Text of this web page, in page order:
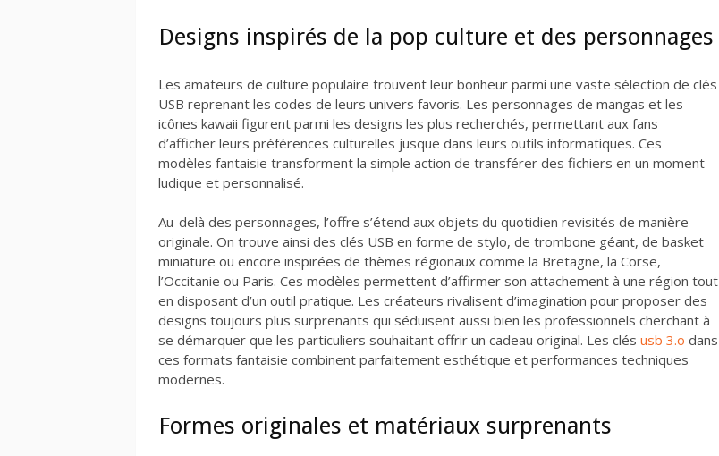
Designs inspirés de la pop culture et des personnages
Les amateurs de culture populaire trouvent leur bonheur parmi une vaste sélection de clés
USB reprenant les codes de leurs univers favoris. Les personnages de mangas et les
icônes kawaii figurent parmi les designs les plus recherchés, permettant aux fans
d’afficher leurs préférences culturelles jusque dans leurs outils informatiques. Ces
modèles fantaisie transforment la simple action de transférer des fichiers en un moment
ludique et personnalisé.
Au-delà des personnages, l’offre s’étend aux objets du quotidien revisités de manière
originale. On trouve ainsi des clés USB en forme de stylo, de trombone géant, de basket
miniature ou encore inspirées de thèmes régionaux comme la Bretagne, la Corse,
l’Occitanie ou Paris. Ces modèles permettent d’affirmer son attachement à une région tout
en disposant d’un outil pratique. Les créateurs rivalisent d’imagination pour proposer des
designs toujours plus surprenants qui séduisent aussi bien les professionnels cherchant à
se démarquer que les particuliers souhaitant offrir un cadeau original. Les clés usb 3.o dans
ces formats fantaisie combinent parfaitement esthétique et performances techniques
modernes.
Formes originales et matériaux surprenants